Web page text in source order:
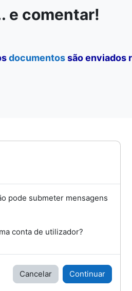
e comentar!
documentossão enviados
pode submeter mensagens
conta de utilizador?
Cancelar Continuar